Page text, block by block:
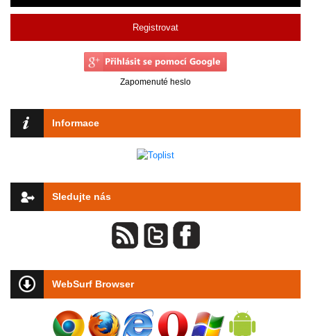
Registrovat
Zapomenuté heslo
Informace
Sledujte nás
WebSurf Browser